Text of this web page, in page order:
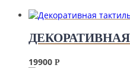
19900 Р